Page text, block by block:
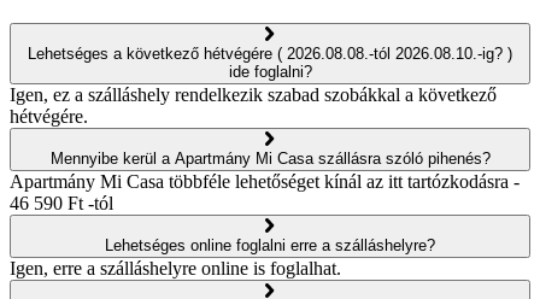
Lehetséges a következő hétvégére ( 2026.08.08.-tól 2026.08.10.-ig? )
ide foglalni?
Igen, ez a szálláshely rendelkezik szabad szobákkal a következő
hétvégére.
Mennyibe kerül a Apartmány Mi Casa szállásra szóló pihenés?
Apartmány Mi Casa többféle lehetőséget kínál az itt tartózkodásra -
46 590 Ft -tól
Lehetséges online foglalni erre a szálláshelyre?
Igen, erre a szálláshelyre online is foglalhat.